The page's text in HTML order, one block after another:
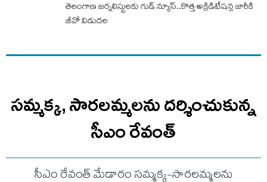
తెలంగాణ జర్నలిస్టులకు గుడ్ న్యూస్..కొత్త అక్రిడిటేషన్ల జారీకి
జీవో విడుదల
సమ్మక్క, సారలమ్మలను దర్శించుకున్న
సీఎం రేవంత్
సీఎం రేవంత్ మేడారం సమ్మక్క-సారలమ్మలను